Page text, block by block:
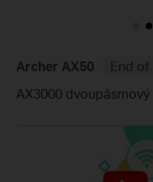
Archer AX50
End
AX3000